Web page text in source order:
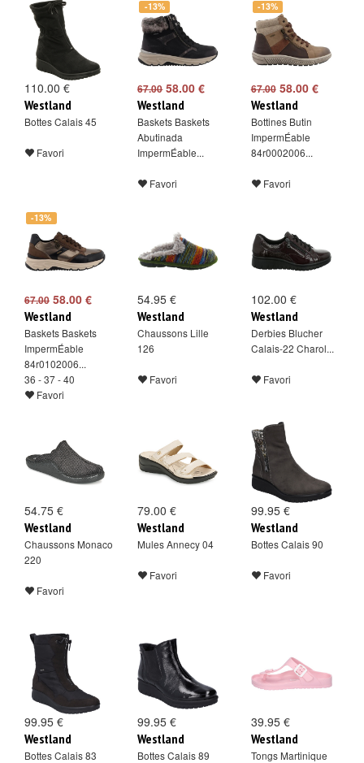
110.00 €
Westland
Bottes Calais 45
Favori
-13%
67.0058.00 €
Westland
Baskets Baskets
Abutinada
ImpermÉable...
Favori
-13%
67.0058.00 €
Westland
Bottines Butin
ImpermÉable
84r0002006...
Favori
-13%
67.00 58.00 €
Westland
Baskets Baskets
ImpermÉable
84r0102006...
36 - 37 - 40
Favori
54.95 €
Westland
Chaussons Lille
126
Favori
102.00 €
Westland
Derbies Blucher
Calais-22 Charol...
Favori
54.75 €
Westland
Chaussons Monaco
220
Favori
79.00 €
Westland
Mules Annecy 04
Favori
99.95 €
Westland
Bottes Calais 90
Favori
99.95 €
Westland
Bottes Calais 83
99.95 €
Westland
Bottes Calais 89
39.95 €
Westland
Tongs Martinique